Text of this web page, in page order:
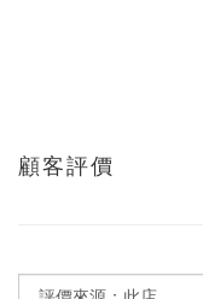
顧客評價